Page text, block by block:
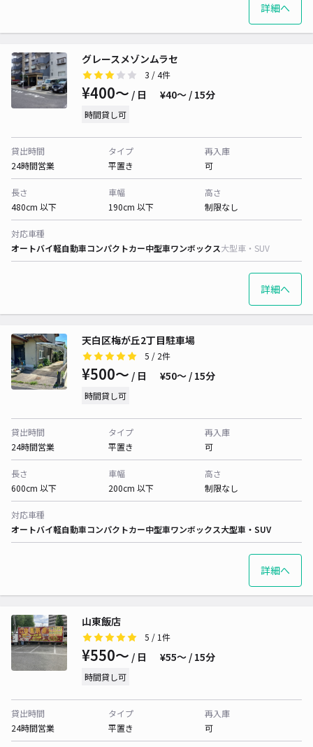
詳細へ
グレースメゾンムラセ
3 / 4件
¥400〜 / 日 ¥40〜 / 15分
時間貸し可
貸出時間
24時間営業
タイプ
平置き
再入庫
可
長さ
480cm 以下
車幅
190cm 以下
高さ
制限なし
対応車種
オートバイ軽自動車コンパクトカー中型車ワンボックス大型車・SUV
詳細へ
天白区梅が丘2丁目駐車場
5 / 2件
¥500〜 / 日 ¥50〜 / 15分
時間貸し可
貸出時間
24時間営業
タイプ
平置き
再入庫
可
長さ
600cm 以下
車幅
200cm 以下
高さ
制限なし
対応車種
オートバイ軽自動車コンパクトカー中型車ワンボックス大型車・SUV
詳細へ
山東飯店
5 / 1件
¥550〜 / 日 ¥55〜 / 15分
時間貸し可
貸出時間
24時間営業
タイプ
平置き
再入庫
可